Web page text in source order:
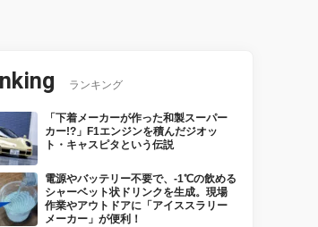
ランキング
「下着メーカーが作った和製スーパー
カー!?」F1エンジンを積んだジオッ
ト・キャスピタという伝説
電源やバッテリー不要で、-1℃の飲める
シャーベット状ドリンクを生成。現場
作業やアウトドアに「アイススラリー
メーカー」が便利！